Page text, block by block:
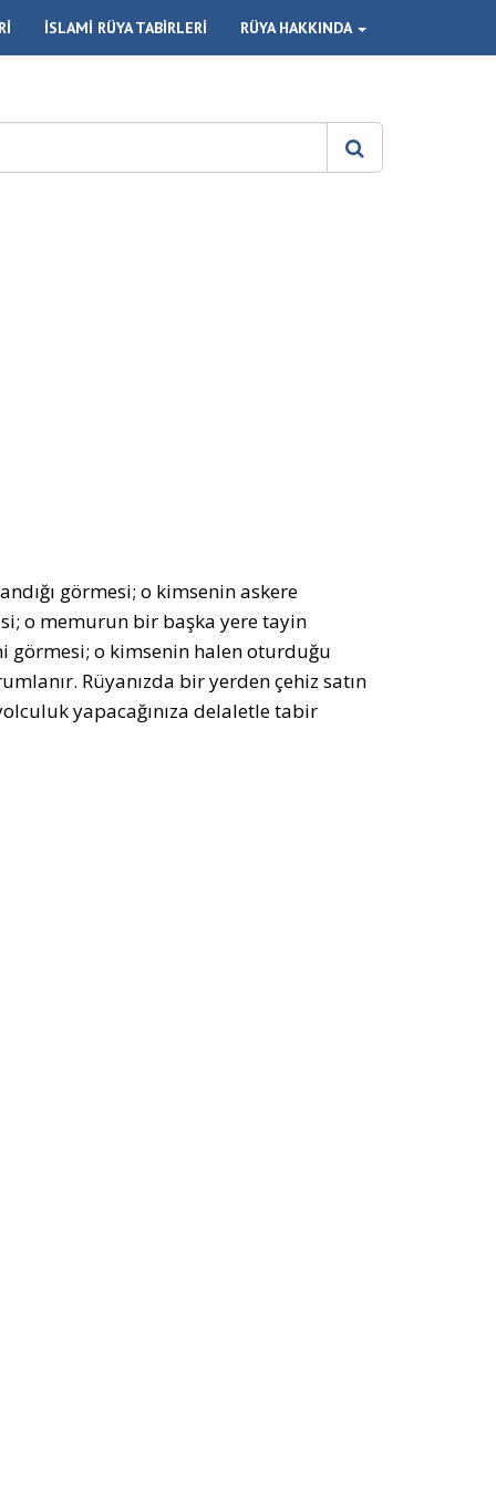
İSLAMİ RÜYA TABİRLERİ RÜYA HAKKINDA
görmesi; o kimsenin askere
o memurun bir başka yere tayin
görmesi; o kimsenin halen oturduğu
Rüyanızda bir yerden çehiz satın
yapacağınıza delaletle tabir